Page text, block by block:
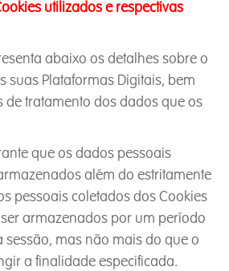
utilizados e respectivas
abaixo os detalhes sobre o
suas Plataformas Digitais, bem
de tratamento dos dados que os
que os dados pessoais
além do estritamente
pessoais coletados dos Cookies
armazenados por um período
mas não mais do que o
a finalidade especificada.